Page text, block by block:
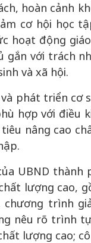
hoàn cảnh
cơ hội học
hoạt động
gắn với trách
và xã hội.
phát triển cơ
hợp với điều
nâng cao
UBND
lượng cao,
chương trình
nêu rõ trình
lượng cao;